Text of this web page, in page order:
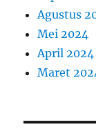
Agustus
Mei 2024
April 2024
Maret